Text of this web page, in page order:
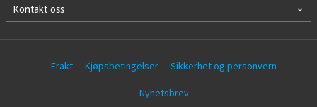
Kontakt oss
Frakt Kjøpsbetingelser Sikkerhet og personvern
Nyhetsbrev